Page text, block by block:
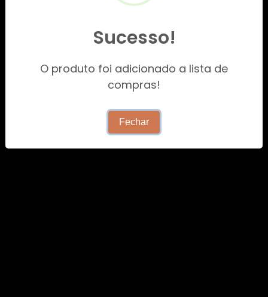
VEJA AS CONDIÇÕES DE AQUISIÇÃO
Sucesso!
O produto foi adicionado a lista de
compras!
Fechar